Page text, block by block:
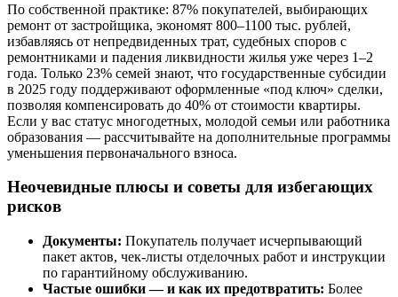
По собственной практике: 87% покупателей, выбирающих
ремонт от застройщика, экономят 800–1100 тыс. рублей,
избавляясь от непредвиденных трат, судебных споров с
ремонтниками и падения ликвидности жилья уже через 1–2
года. Только 23% семей знают, что государственные субсидии
в 2025 году поддерживают оформленные «под ключ» сделки,
позволяя компенсировать до 40% от стоимости квартиры.
Если у вас статус многодетных, молодой семьи или работника
образования — рассчитывайте на дополнительные программы
уменьшения первоначального взноса.
Неочевидные плюсы и советы для избегающих
рисков
Документы: Покупатель получает исчерпывающий
пакет актов, чек-листы отделочных работ и инструкции
по гарантийному обслуживанию.
Частые ошибки — и как их предотвратить: Более